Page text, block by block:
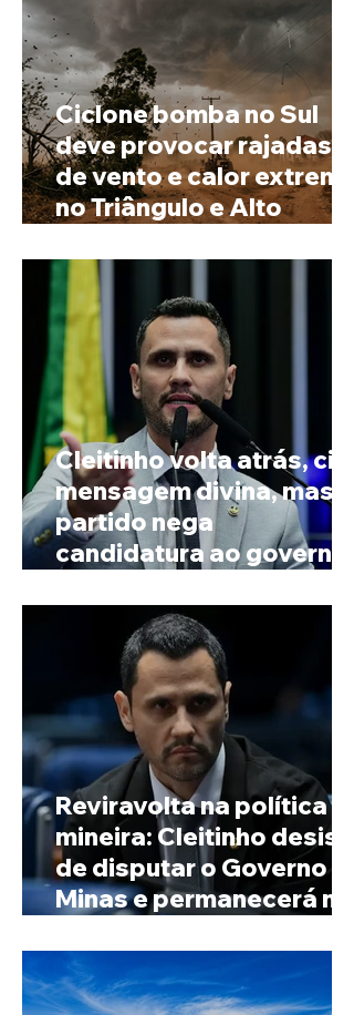
Ciclone bomba no Sul
deve provocar rajadas
de vento e calor extremo
no Triângulo e Alto
Cleitinho volta atrás, cita
mensagem divina, mas
partido nega
candidatura ao governo
Reviravolta na política
mineira: Cleitinho desiste
de disputar o Governo de
Minas e permanecerá no